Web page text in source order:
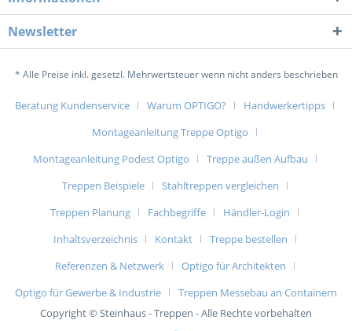
Newsletter
* Alle Preise inkl. gesetzl. Mehrwertsteuer wenn nicht anders beschrieben
Beratung Kundenservice Warum OPTIGO?
Handwerkertipps
Montageanleitung Treppe Optigo
Montageanleitung Podest Optigo
Treppe außen Aufbau
Treppen Beispiele
Stahltreppen vergleichen
Treppen Planung
Fachbegriffe
Händler-Login
Inhaltsverzeichnis
Kontakt
Treppe bestellen
Referenzen & Netzwerk
Optigo für Architekten
Optigo für Gewerbe & Industrie
Treppen Messebau an Containern
Copyright © Steinhaus - Treppen - Alle Rechte vorbehalten